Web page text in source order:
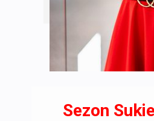
Sezon